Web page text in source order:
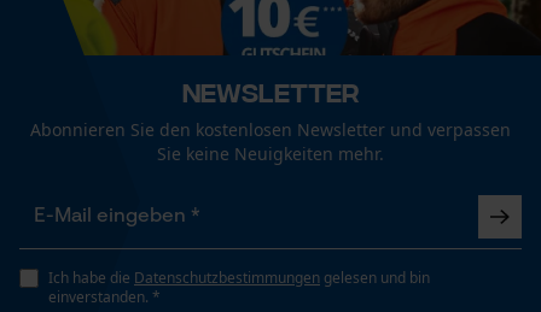
Nein
Werkzeugloser Kettenwechsel
Newsletter
Abonnieren Sie den kostenlosen Newsletter und verpassen
Sie keine Neuigkeiten mehr.
Ich habe die Datenschutzbestimmungen gelesen und bin
einverstanden. *
Funktionale Cookies
Loop54 Personalization
Personalisierte Startseite
Geo-IP und User Detection